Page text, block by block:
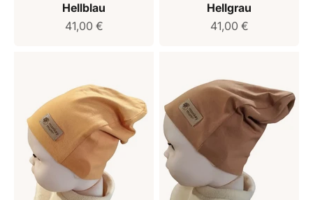
Hellblau
Verkaufspreis
41,00 €
Hellgrau
Verkaufspreis
41,00 €